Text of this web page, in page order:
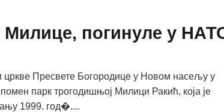
Милице, погинуле у
цркве Пресвете Богородице у Новом насељу у
парк трогодишњој Милици Ракић, која је
1999. год�....